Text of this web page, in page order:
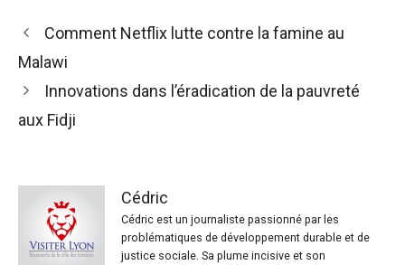
Comment Netflix lutte contre la famine au
Malawi
Innovations dans l’éradication de la pauvreté
aux Fidji
Cédric
Cédric est un journaliste passionné par les
problématiques de développement durable et de
justice sociale. Sa plume incisive et son